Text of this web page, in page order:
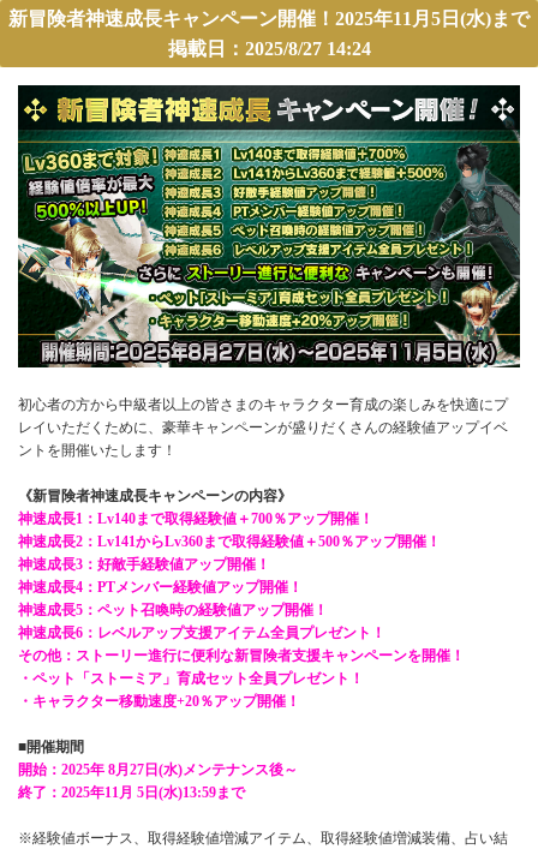
新冒険者神速成長キャンペーン開催！2025年11月5日(水)まで
掲載日：2025/8/27 14:24
初心者の方から中級者以上の皆さまのキャラクター育成の楽しみを快適にプ
レイいただくために、豪華キャンペーンが盛りだくさんの経験値アップイベ
ントを開催いたします！
《新冒険者神速成長キャンペーンの内容》
神速成長1：Lv140まで取得経験値＋700％アップ開催！
神速成長2：Lv141からLv360まで取得経験値＋500％アップ開催！
神速成長3：好敵手経験値アップ開催！
神速成長4：PTメンバー経験値アップ開催！
神速成長5：ペット召喚時の経験値アップ開催！
神速成長6：レベルアップ支援アイテム全員プレゼント！
その他：ストーリー進行に便利な新冒険者支援キャンペーンを開催！
・ペット「ストーミア」育成セット全員プレゼント！
・キャラクター移動速度+20％アップ開催！
■開催期間
開始：2025年 8月27日(水)メンテナンス後～
終了：2025年11月 5日(水)13:59まで
※経験値ボーナス、取得経験値増減アイテム、取得経験値増減装備、占い結